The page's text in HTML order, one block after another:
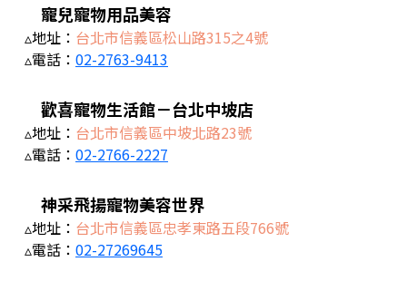
寵兒寵物用品美容
▵地址： 台北市信義區松山路315之4號
▵電話： 02-2763-9413
歡喜寵物生活館－台北中坡店
▵地址： 台北市信義區中坡北路23號
▵電話： 02-2766-2227
神采飛揚寵物美容世界
▵地址： 台北市信義區忠孝東路五段766號
▵電話： 02-27269645